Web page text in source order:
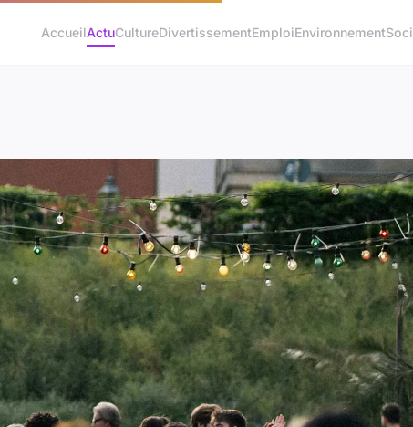
AccueilActuCultureDivertissementEmploiEnvironnement